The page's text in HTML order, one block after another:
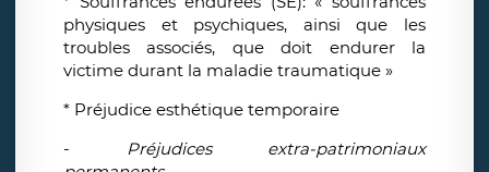
physiques et psychiques, ainsi que les
troubles associés, que doit endurer la
victime durant la maladie traumatique »
* Préjudice esthétique temporaire
- Préjudices extra-patrimoniaux